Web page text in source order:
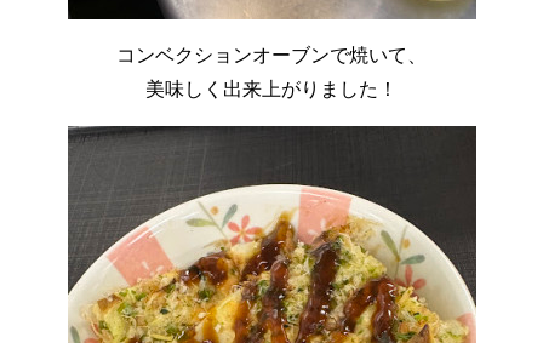
コンベクションオーブンで焼いて、
美味しく出来上がりました！